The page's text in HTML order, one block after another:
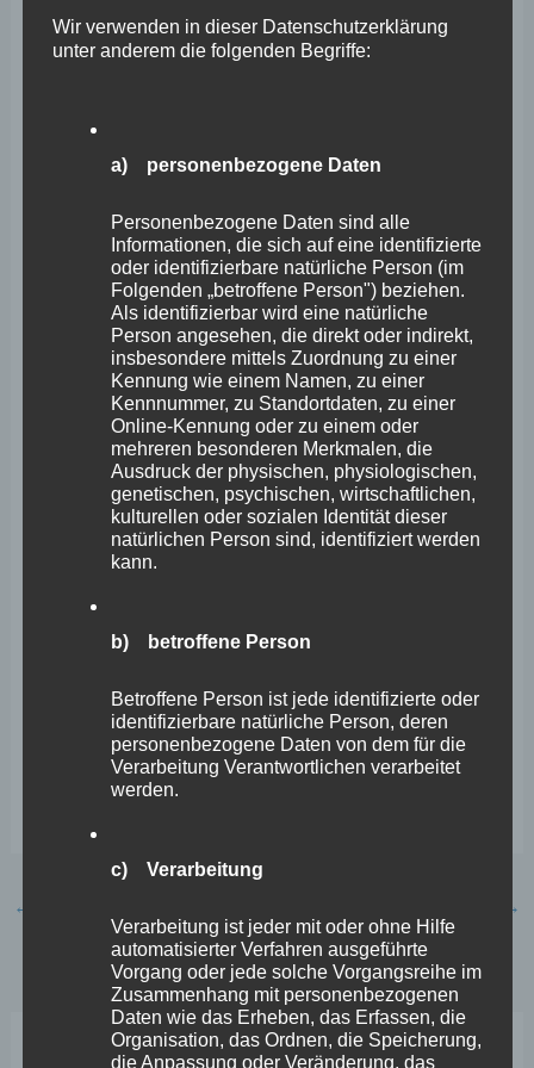
ob er Kenntnis vom Pegelstand Altenahr von 20.22 Uhr
hatte, dies mit Nichtwissen beantwortete. Hintergrund
Roggenkamp im hydrologischen Gutachten darauf
hinwies, dass aufgrund dieses Pegelstandes spätestens
katastrophalen Folgen ausgegangen werden müsse.
Meine Frage an Manz, ab wann er aufgrund vorliegender
Fakten davon ausging, dass das Hochwasser das
sogenannte Jahrhunderthochwasser vom Juni 2016
übertreffen würde, vermochte dieser nicht explizit zu
beantworten. Er berichtete von seinen, wie er es nannte,
drei Eskalationsstufen. Die dritte Eskalationsstufe, die
für ihn das Bild der Katastrophe zeichnete, verortete er
allerdings erst gegen 22 Uhr. Für mich zeigt sich hier
deutlich, dass der Staatssekretär in der Flutnacht keinen
das möglich gewesen wäre.
Damit wurde für mich erneut klar: Erwin Manz ist
die falsche Person auf diesem wichtigen Posten! Erwin
Manz muss zurücktreten oder von der
← →
Wir verwenden in dieser Datenschutzerklärung
unter anderem die folgenden Begriffe:
a) personenbezogene Daten
Personenbezogene Daten sind alle
Informationen, die sich auf eine identifizierte
oder identifizierbare natürliche Person (im
Folgenden „betroffene Person") beziehen.
Als identifizierbar wird eine natürliche
Person angesehen, die direkt oder indirekt,
insbesondere mittels Zuordnung zu einer
Kennung wie einem Namen, zu einer
Kennnummer, zu Standortdaten, zu einer
Online-Kennung oder zu einem oder
mehreren besonderen Merkmalen, die
Ausdruck der physischen, physiologischen,
genetischen, psychischen, wirtschaftlichen,
kulturellen oder sozialen Identität dieser
natürlichen Person sind, identifiziert werden
kann.
b) betroffene Person
Betroffene Person ist jede identifizierte oder
identifizierbare natürliche Person, deren
personenbezogene Daten von dem für die
Verarbeitung Verantwortlichen verarbeitet
werden.
c) Verarbeitung
Verarbeitung ist jeder mit oder ohne Hilfe
automatisierter Verfahren ausgeführte
Vorgang oder jede solche Vorgangsreihe im
Zusammenhang mit personenbezogenen
Daten wie das Erheben, das Erfassen, die
Organisation, das Ordnen, die Speicherung,
die Anpassung oder Veränderung, das